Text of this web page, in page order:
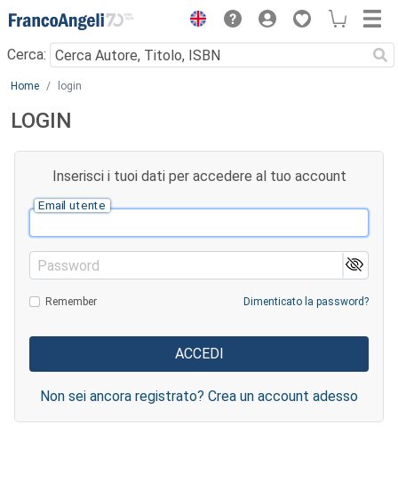
Menu
Cerca:
Main content
Home login
LOGIN
Inserisci i tuoi dati per accedere al tuo account
Email utente
Password
Remember Dimenticato la password?
Non sei ancora registrato? Crea un account adesso